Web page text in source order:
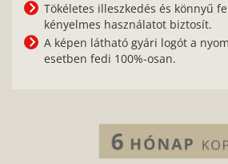
Tökéletes illeszkedés és könnyű
kényelmes használatot biztosít.
A képen látható gyári logót a
esetben fedi 100%-osan.